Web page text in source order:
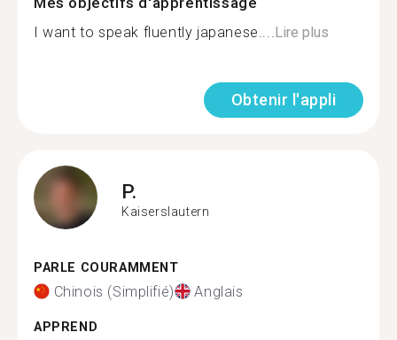
I want to speak fluently japanese....Lire plus
Obtenir l'appli
P.
Kaiserslautern
PARLE COURAMMENT
Chinois (Simplifié) Anglais
APPREND